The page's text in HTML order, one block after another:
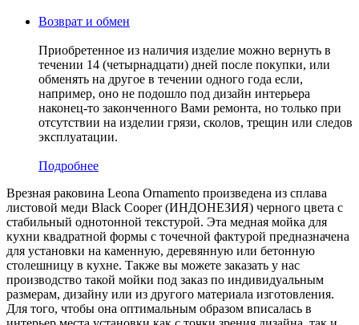
Возврат и обмен
Приобретенное из наличия изделие можно вернуть в
течении 14 (четырнадцати) дней после покупки, или
обменять на другое в течении одного года если,
например, оно не подошло под дизайн интерьера
наконец-то законченного Вами ремонта, но только при
отсутствии на изделии грязи, сколов, трещин или следов
эксплуатации.
Подробнее
Врезная раковина Leona Ornamento произведена из сплава
листовой меди Black Cooper (ИНДОНЕЗИЯ) черного цвета c
стабильный однотонной текстурой. Эта медная мойка для
кухни квадратной формы с точечной фактурой предназначена
для установки на каменную, деревянную или бетонную
столешницу в кухне. Также вы можете заказать у нас
производство такой мойки под заказ по индивидуальным
размерам, дизайну или из другого материала изготовления.
Для того, чтобы она оптимальным образом вписалась в